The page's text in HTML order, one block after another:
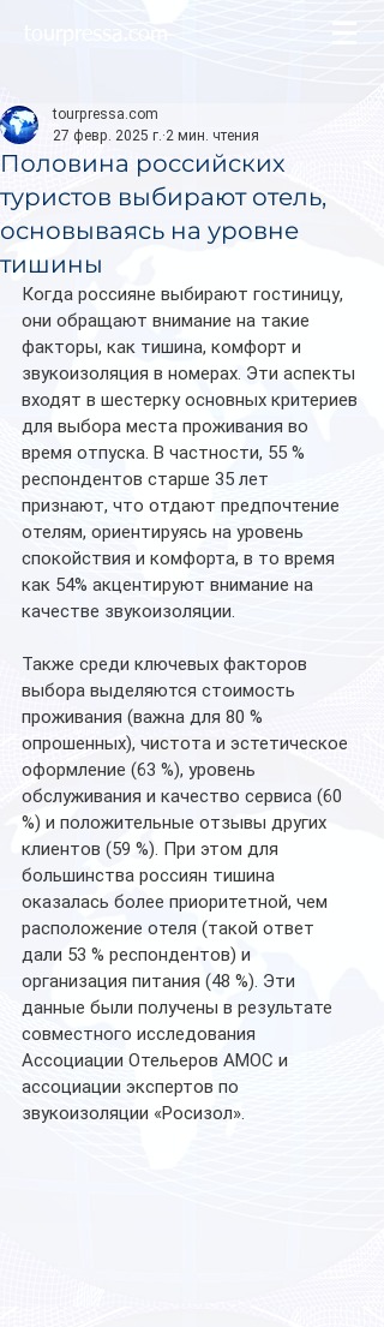
Половина российских
туристов выбирают отель,
основываясь на уровне
тишины
tourpressa.com
27 февр. 2025 г. 2 мин. чтения
Когда россияне выбирают гостиницу,
они обращают внимание на такие
факторы, как тишина, комфорт и
звукоизоляция в номерах. Эти аспекты
входят в шестерку основных критериев
для выбора места проживания во
время отпуска. В частности, 55 %
респондентов старше 35 лет
признают, что отдают предпочтение
отелям, ориентируясь на уровень
спокойствия и комфорта, в то время
как 54% акцентируют внимание на
качестве звукоизоляции.
Также среди ключевых факторов
выбора выделяются стоимость
проживания (важна для 80 %
опрошенных), чистота и эстетическое
оформление (63 %), уровень
обслуживания и качество сервиса (60
%) и положительные отзывы других
клиентов (59 %). При этом для
большинства россиян тишина
оказалась более приоритетной, чем
расположение отеля (такой ответ
дали 53 % респондентов) и
организация питания (48 %). Эти
данные были получены в результате
совместного исследования
Ассоциации Отельеров АМОС и
ассоциации экспертов по
звукоизоляции «Росизол».